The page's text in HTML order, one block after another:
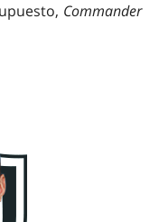
Commander